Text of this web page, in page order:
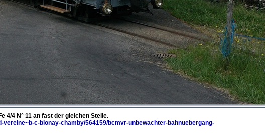
4/4 N° 11 an fast der gleichen Stelle.
c-blonay-chamby/564159/bcmvr-unbewachter-bahnuebergang-